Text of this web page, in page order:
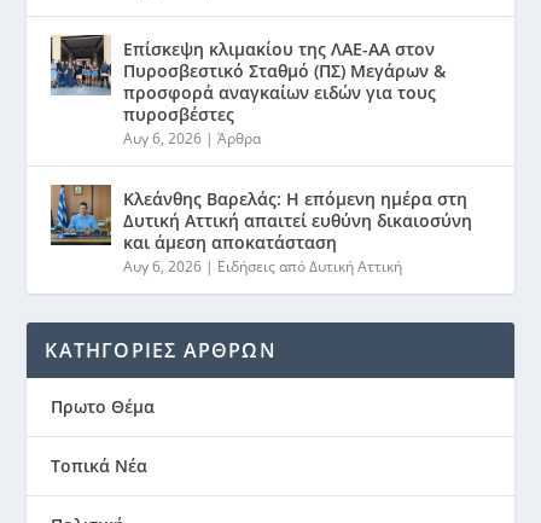
Επίσκεψη κλιμακίου της ΛΑΕ-ΑΑ στον
Πυροσβεστικό Σταθμό (ΠΣ) Μεγάρων &
προσφορά αναγκαίων ειδών για τους
πυροσβέστες
Αυγ 6, 2026 |Άρθρα
Κλεάνθης Βαρελάς: Η επόμενη ημέρα στη
Δυτική Αττική απαιτεί ευθύνη δικαιοσύνη
και άμεση αποκατάσταση
Αυγ 6, 2026 | Ειδήσεις από Δυτική Αττική
ΚΑΤΗΓΟΡΙΕΣ ΑΡΘΡΩΝ
Πρωτο Θέμα
Τοπικά Νέα